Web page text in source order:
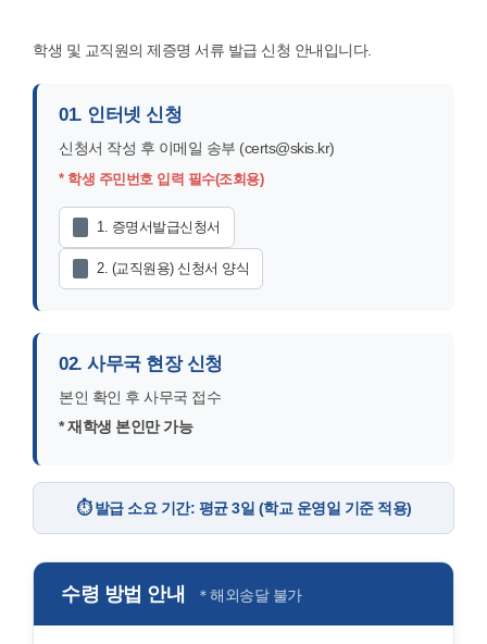
신
문
란
다
알 발
신
관
학생 및 교직원의 제증명 서류 발급 신청 안내입니다.
01. 인터넷 신청
신청서 작성 후 이메일 송부 (certs@skis.kr)
* 학생 주민번호 입력 필수(조회용)
1. 증명서발급신청서
2. (교직원용) 신청서 양식
02. 사무국 현장 신청
본인 확인 후 사무국 접수
* 재학생 본인만 가능
⏱️ 발급 소요 기간: 평균 3일 (학교 운영일 기준 적용)
수령 방법 안내 ＊해외송달 불가